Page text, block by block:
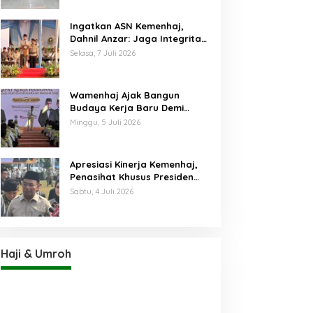
Ingatkan ASN Kemenhaj,
Dahnil Anzar: Jaga Integritas,
Hentikan Praktik Menjadikan
Selasa, 7 Juli 2026
Wamenhaj Ajak Bangun
Budaya Kerja Baru Demi
Pelayanan Terbaik bagi
Minggu, 5 Juli 2026
Apresiasi Kinerja Kemenhaj,
Penasihat Khusus Presiden
Nilai Transisi
Sabtu, 4 Juli 2026
Haji & Umroh